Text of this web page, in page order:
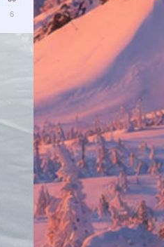
6